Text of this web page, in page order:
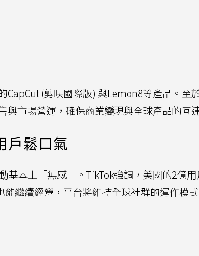
CapCut (剪映國際版) 與Lemon8等產品。至
與市場營運，確保商業變現與全球產品的互
戶鬆口氣
基本上「無感」。TikTok強調，美國的2億
繼續經營，平台將維持全球社群的運作模